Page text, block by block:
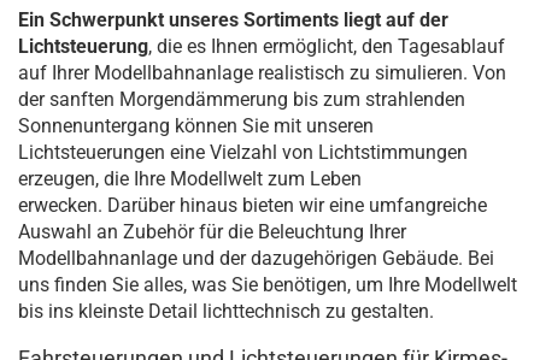
Ein Schwerpunkt unseres Sortiments liegt auf der
Lichtsteuerung, die es Ihnen ermöglicht, den Tagesablauf
auf Ihrer Modellbahnanlage realistisch zu simulieren. Von
der sanften Morgendämmerung bis zum strahlenden
Sonnenuntergang können Sie mit unseren
Lichtsteuerungen eine Vielzahl von Lichtstimmungen
erzeugen, die Ihre Modellwelt zum Leben
erwecken. Darüber hinaus bieten wir eine umfangreiche
Auswahl an Zubehör für die Beleuchtung Ihrer
Modellbahnanlage und der dazugehörigen Gebäude. Bei
uns finden Sie alles, was Sie benötigen, um Ihre Modellwelt
bis ins kleinste Detail lichttechnisch zu gestalten.